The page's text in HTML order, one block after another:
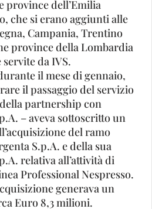
province dell’Emilia
che si erano aggiunti alle
Campania, Trentino
province della Lombardia
da IVS.
il mese di gennaio,
il passaggio del servizio
partnership con
– aveva sottoscritto un
del ramo
S.p.A. e della sua
relativa all’attività di
Professional Nespresso.
generava un
Euro 8,3 milioni.